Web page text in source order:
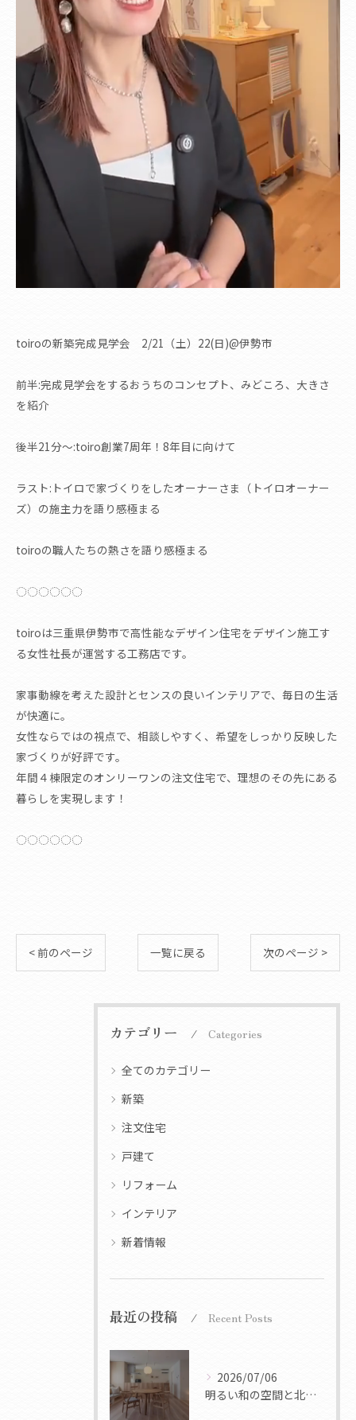
toiroの新築完成見学会 2/21（土）22(日)@伊勢市
前半:完成見学会をするおうちのコンセプト、みどころ、大きさ
を紹介
後半21分〜:toiro創業7周年！8年目に向けて
ラスト:トイロで家づくりをしたオーナーさま（トイロオーナー
ズ）の施主力を語り感極まる
toiroの職人たちの熱さを語り感極まる
◌◌◌◌◌◌
toiroは三重県伊勢市で高性能なデザイン住宅をデザイン施工す
る女性社長が運営する工務店です。
家事動線を考えた設計とセンスの良いインテリアで、毎日の生活
が快適に。
女性ならではの視点で、相談しやすく、希望をしっかり反映した
家づくりが好評です。
年間４棟限定のオンリーワンの注文住宅で、理想のその先にある
暮らしを実現します！
◌◌◌◌◌◌
< 前のページ 一覧に戻る 次のページ >
カテゴリー Categories
全てのカテゴリー
新築
注文住宅
戸建て
リフォーム
インテリア
新着情報
最近の投稿 Recent Posts
2026/07/06
明るい和の空間と北欧デザインのシンプルな機能美を融合させたt...